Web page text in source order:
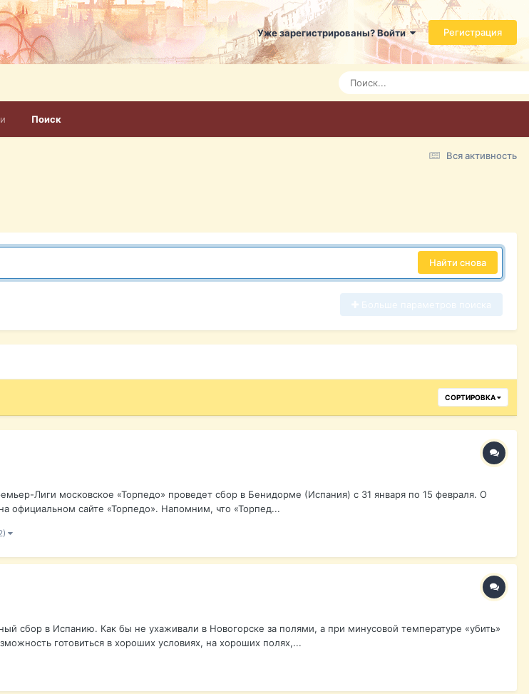
Уже зарегистрированы? Войти Регистрация
Поиск
Вся активность
Найти снова
СОРТИРОВКА
Лиги московское «Торпедо» проведет сбор в Бенидорме (Испания) с 31 января по 15 февраля. О
официальном сайте «Торпедо». Напомним, что «Торпед...
сбор в Испанию. Как бы не ухаживали в Новогорске за полями, а при минусовой температуре «убить»
готовиться в хороших условиях, на хороших полях,...